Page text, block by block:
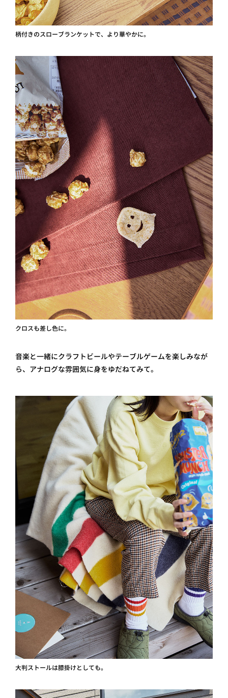
柄付きのスローブランケットで、より華やかに。
クロスも差し色に。
音楽と一緒にクラフトビールやテーブルゲームを楽しみなが
ら、アナログな雰囲気に身をゆだねてみて。
大判ストールは膝掛けとしても。